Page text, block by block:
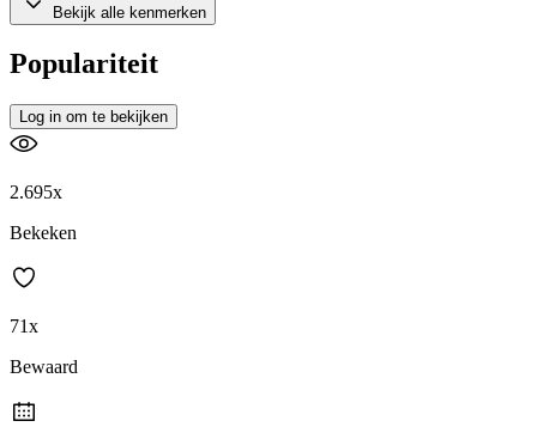
Bekijk alle kenmerken
Populariteit
Log in om te bekijken
2.695x
Bekeken
71x
Bewaard